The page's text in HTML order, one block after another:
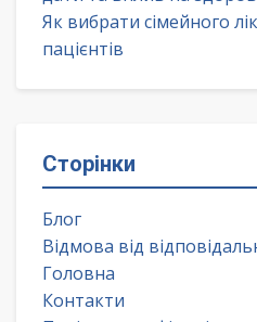
Як вибрати сімейного
пацієнтів
Сторінки
Блог
Відмова від
Головна
Контакти